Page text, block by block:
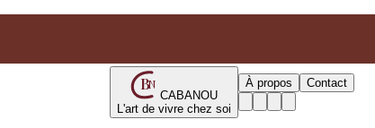
BN
CABANOU
L'art de vivre chez soi
À propos Contact